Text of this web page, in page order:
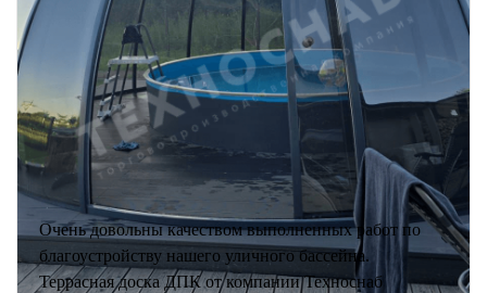
Очень довольны качеством выполненных работ по
благоустройству нашего уличного бассейна.
Террасная доска ДПК от компании Техноснаб